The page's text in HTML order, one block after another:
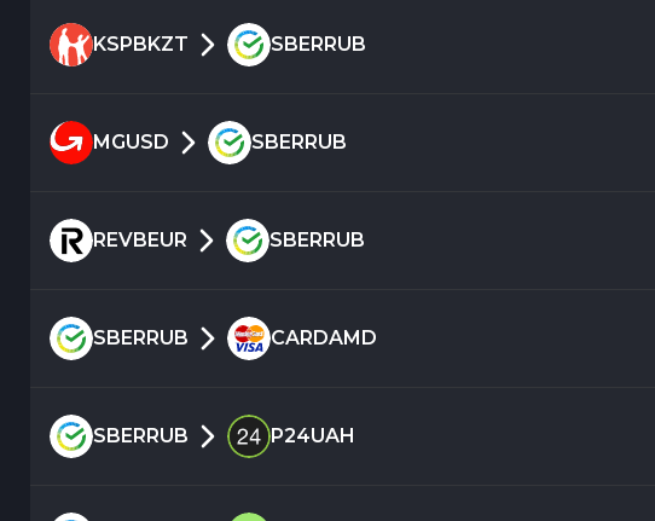
KSPBKZT SBERRUB
MGUSD SBERRUB
REVBEUR SBERRUB
SBERRUB CARDAMD
SBERRUB P24UAH